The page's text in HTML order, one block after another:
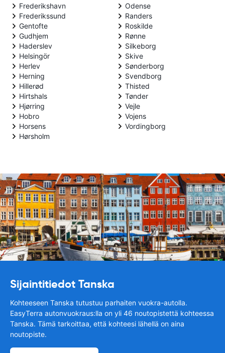
Frederikshavn
Frederikssund
Gentofte
Gudhjem
Haderslev
Helsingör
Herlev
Herning
Hillerød
Hirtshals
Hjørring
Hobro
Horsens
Hørsholm
Odense
Randers
Roskilde
Rønne
Silkeborg
Skive
Sønderborg
Svendborg
Thisted
Tønder
Vejle
Vojens
Vordingborg
Sijaintitiedot Tanska
Kohteeseen Tanska tutustuu parhaiten vuokra-autolla.
EasyTerra autonvuokraus:lla on yli 46 noutopistettä kohteessa
Tanska. Tämä tarkoittaa, että kohteesi lähellä on aina
noutopiste.